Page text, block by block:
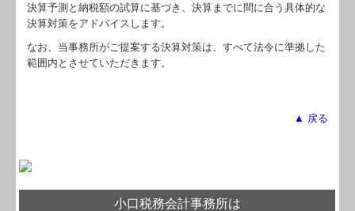
小口税務会計事務所は
決算予測と納税額の試算に基づき、決算までに間に合う具体的な
決算対策をアドバイスします。
なお、当事務所がご提案する決算対策は、すべて法令に準拠した
範囲内とさせていただきます。
▲ 戻る